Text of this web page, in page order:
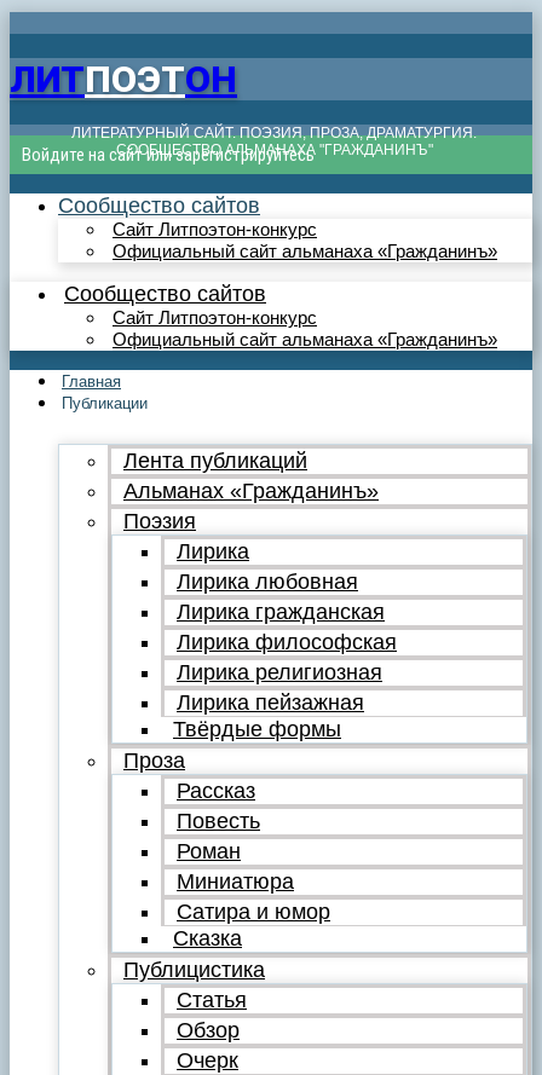
ЛИТПОЭТОН
ЛИТЕРАТУРНЫЙ САЙТ. ПОЭЗИЯ, ПРОЗА, ДРАМАТУРГИЯ.
СООБЩЕСТВО АЛЬМАНАХА "ГРАЖДАНИНЪ"
Войдите на сайт или зарегистрируйтесь
Сообщество сайтов
Сайт Литпоэтон-конкурс
Официальный сайт альманаха «Гражданинъ»
Сообщество сайтов
Сайт Литпоэтон-конкурс
Официальный сайт альманаха «Гражданинъ»
Главная
Публикации
Лента публикаций
Альманах «Гражданинъ»
Поэзия
Лирика
Лирика любовная
Лирика гражданская
Лирика философская
Лирика религиозная
Лирика пейзажная
Твёрдые формы
Проза
Рассказ
Повесть
Роман
Миниатюра
Сатира и юмор
Сказка
Публицистика
Статья
Обзор
Очерк